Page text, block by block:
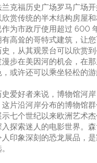
克福历史广场罗马广场
赏传统的半木结构房屋
为市政厅使用超过 600
高耸的哥特式建筑，让
，从其观景台可以欣赏
步在美因河的机会，在
或许还可以乘坐轻松的游
爱好者来说，博物馆河岸
片沿河岸分布的博物馆
七个世纪以来欧洲艺术
探索迷人的电影世界。
印象深刻的恐龙展品，